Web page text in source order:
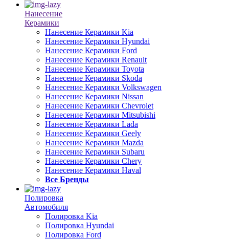
Нанесение
Керамики
Нанесение Керамики Kia
Нанесение Керамики Hyundai
Нанесение Керамики Ford
Нанесение Керамики Renault
Нанесение Керамики Toyota
Нанесение Керамики Skoda
Нанесение Керамики Volkswagen
Нанесение Керамики Nissan
Нанесение Керамики Chevrolet
Нанесение Керамики Mitsubishi
Нанесение Керамики Lada
Нанесение Керамики Geely
Нанесение Керамики Mazda
Нанесение Керамики Subaru
Нанесение Керамики Chery
Нанесение Керамики Haval
Все Бренды
Полировка
Автомобиля
Полировка Kia
Полировка Hyundai
Полировка Ford